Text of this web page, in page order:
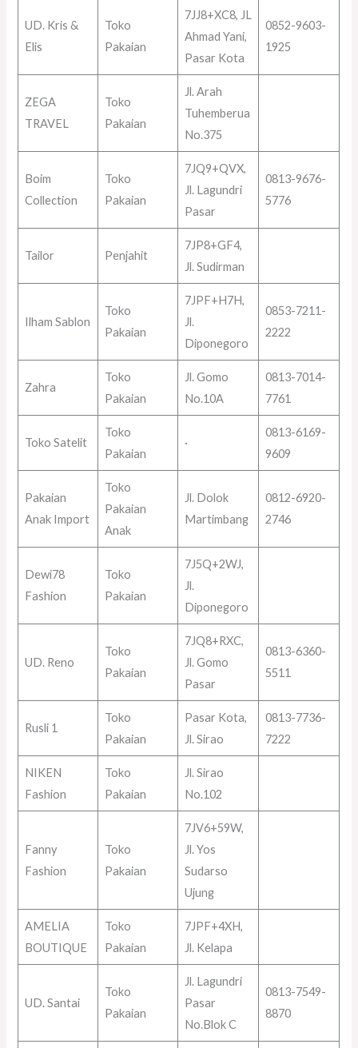
UD. Kris &
Elis
Toko
Pakaian
7JJ8+XC8, JL
Ahmad Yani,
Pasar Kota
0852-9603-
1925
ZEGA
TRAVEL
Toko
Pakaian
Jl. Arah
Tuhemberua
No.375
Boim
Collection
Toko
Pakaian
7JQ9+QVX,
Jl. Lagundri
Pasar
0813-9676-
5776
Tailor Penjahit
7JP8+GF4,
Jl. Sudirman
Ilham Sablon
Toko
Pakaian
7JPF+H7H,
Jl.
Diponegoro
0853-7211-
2222
Zahra
Toko
Pakaian
Jl. Gomo
No.10A
0813-7014-
7761
Toko Satelit
Toko
Pakaian
·
0813-6169-
9609
Pakaian
Anak Import
Toko
Pakaian
Anak
Jl. Dolok
Martimbang
0812-6920-
2746
Dewi78
Fashion
Toko
Pakaian
7J5Q+2WJ,
Jl.
Diponegoro
UD. Reno
Toko
Pakaian
7JQ8+RXC,
Jl. Gomo
Pasar
0813-6360-
5511
Rusli 1
Toko
Pakaian
Pasar Kota,
Jl. Sirao
0813-7736-
7222
NIKEN
Fashion
Toko
Pakaian
Jl. Sirao
No.102
Fanny
Fashion
Toko
Pakaian
7JV6+59W,
Jl. Yos
Sudarso
Ujung
AMELIA
BOUTIQUE
Toko
Pakaian
7JPF+4XH,
Jl. Kelapa
UD. Santai
Toko
Pakaian
Jl. Lagundri
Pasar
No.Blok C
0813-7549-
8870